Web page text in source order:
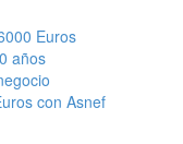
Euros
años
con Asnef